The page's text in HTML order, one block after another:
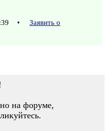
•
Заявить о
на форуме,